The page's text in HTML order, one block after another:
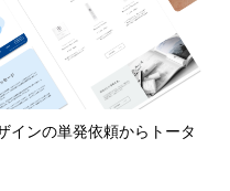
インの単発依頼からトータ